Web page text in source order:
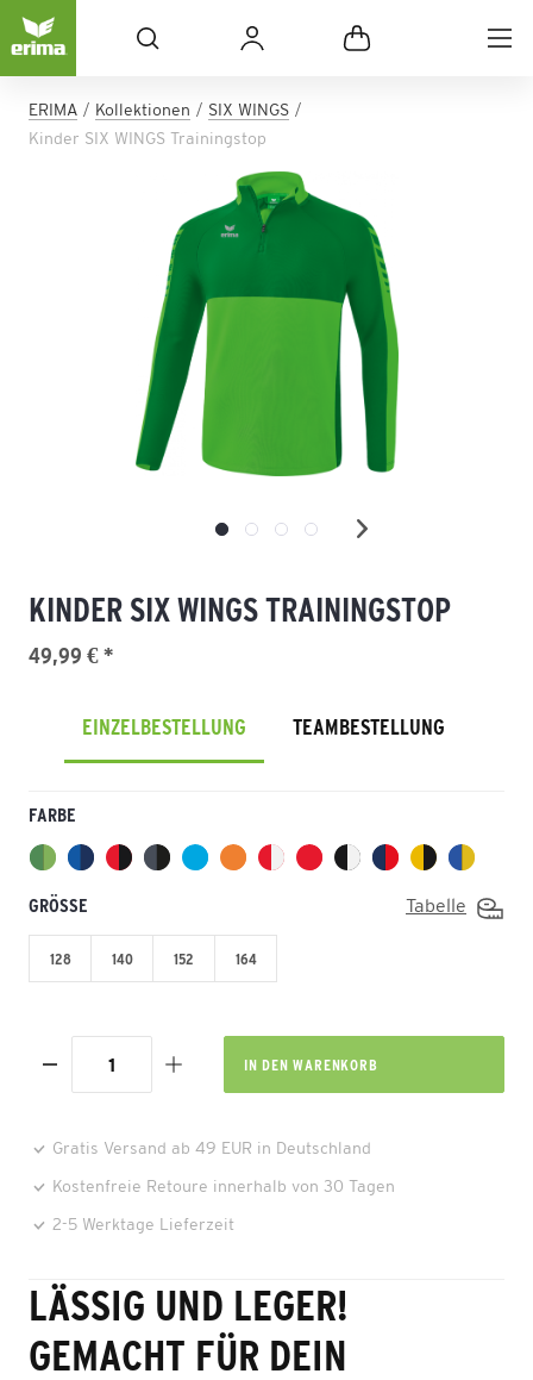
ERIMA Kollektionen
SIX WINGS
Kinder SIX WINGS Trainingstop
KINDER SIX WINGS TRAININGSTOP
49,99 € *
EINZELBESTELLUNG TEAMBESTELLUNG
FARBE
GRÖSSE Tabelle
128 140 152 164
IN DEN WARENKORB
Gratis Versand ab 49 EUR in Deutschland
Kostenfreie Retoure innerhalb von 30 Tagen
2-5 Werktage Lieferzeit
LÄSSIG UND LEGER!
GEMACHT FÜR DEIN